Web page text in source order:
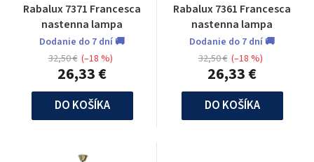
Rabalux 7371 Francesca
nastenna lampa
Dodanie do 7 dní 🚚
26,33 €
32,50 € (–18 %)
DO KOŠÍKA
Rabalux 7361 Francesca
nastenna lampa
Dodanie do 7 dní 🚚
26,33 €
32,50 € (–18 %)
DO KOŠÍKA